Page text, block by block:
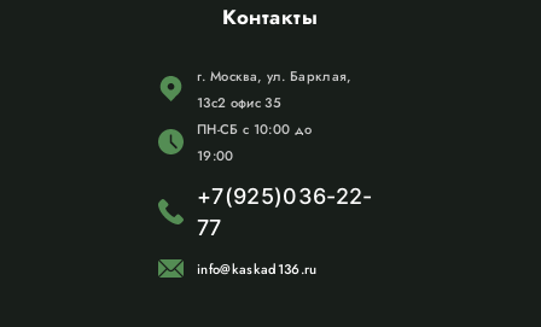
Контакты
г. Москва, ул. Барклая,
13с2 офис 35
ПН-СБ с 10:00 до
19:00
+7(925)036-22-
77
info@kaskad136.ru